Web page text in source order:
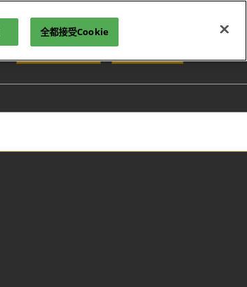
我要参观>>
全都接受Cookie